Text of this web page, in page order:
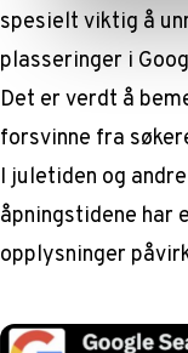
spesielt viktig å
plasseringer i
Det er verdt å
forsvinne fra
I juletiden og
åpningstidene har
opplysninger